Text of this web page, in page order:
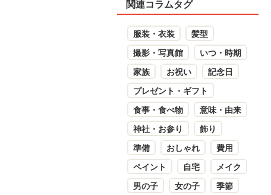
関連コラムタグ
服装・衣装
髪型
撮影・写真館
いつ・時期
家族
お祝い
記念日
プレゼント・ギフト
食事・食べ物
意味・由来
神社・お参り
飾り
準備
おしゃれ
費用
ペイント
自宅
メイク
男の子
女の子
季節